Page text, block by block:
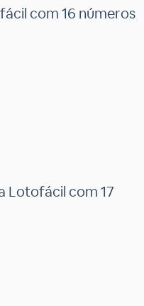
com 16 números
Lotofácil com 17